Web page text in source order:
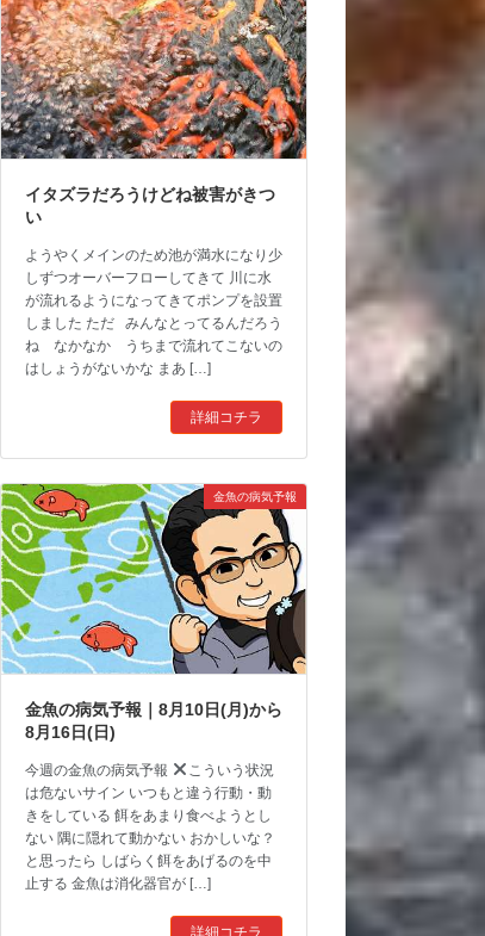
イタズラだろうけどね被害がきつ
い
ようやくメインのため池が満水になり少
しずつオーバーフローしてきて 川に水
が流れるようになってきてポンプを設置
しました ただ みんなとってるんだろう
ね なかなか うちまで流れてこないの
はしょうがないかな まあ […]
詳細コチラ
金魚の病気予報
金魚の病気予報｜8月10日(月)から
8月16日(日)
今週の金魚の病気予報
こういう状況
は危ないサイン いつもと違う行動・動
きをしている 餌をあまり食べようとし
ない 隅に隠れて動かない おかしいな？
と思ったら しばらく餌をあげるのを中
止する 金魚は消化器官が […]
詳細コチラ